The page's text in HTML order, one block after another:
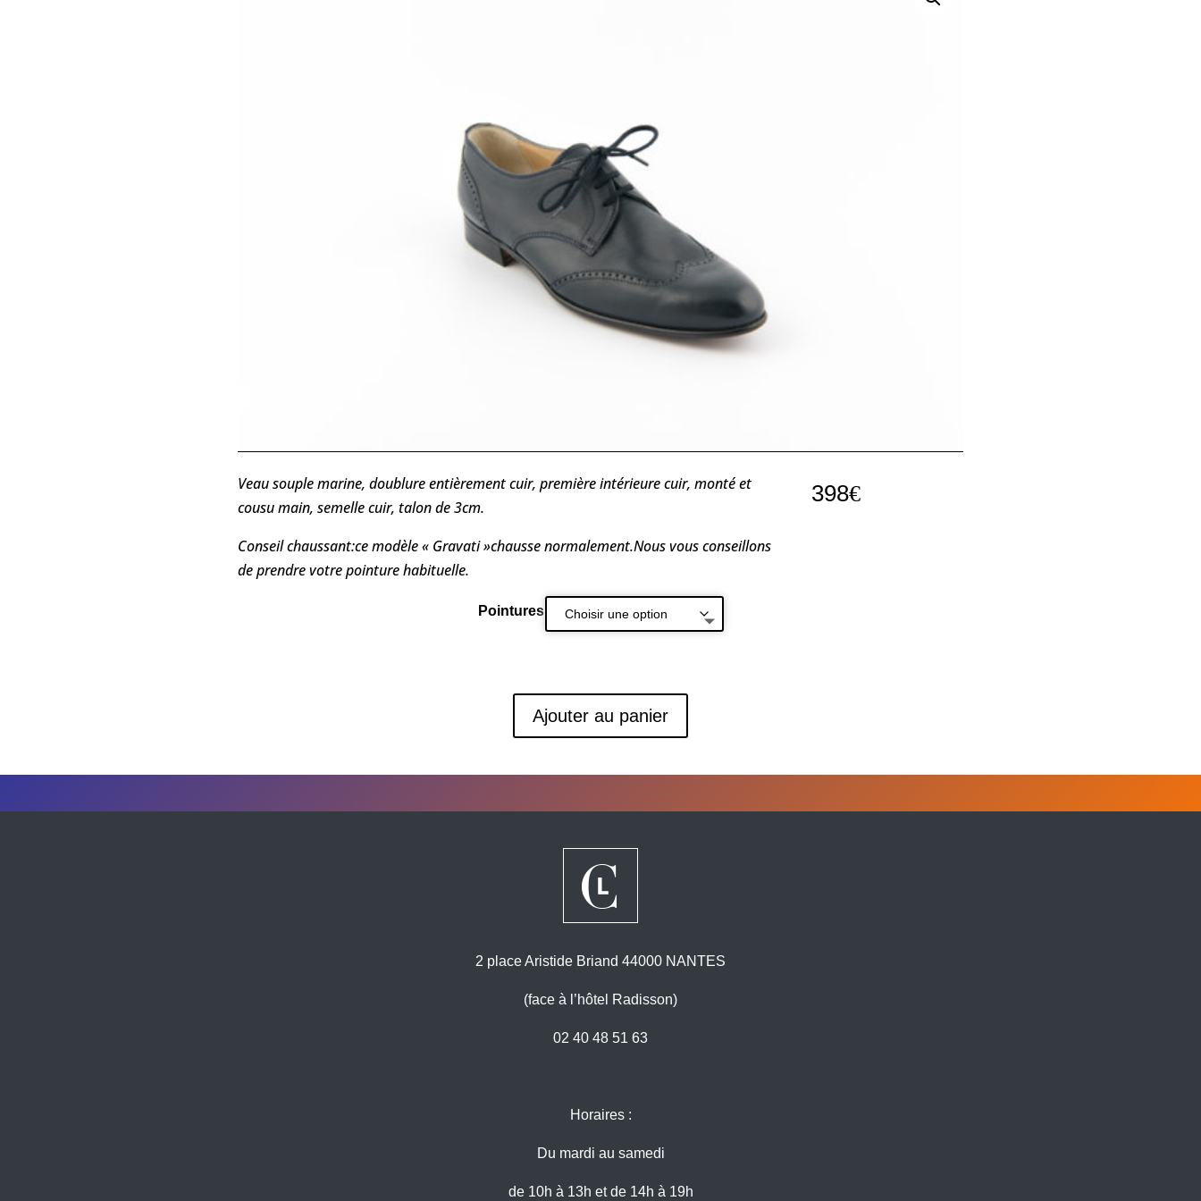
Veau souple marine, doublure entièrement cuir, première intérieure cuir, monté et
cousu main, semelle cuir, talon de 3cm.
Conseil chaussant:ce modèle « Gravati »chausse normalement.Nous vous conseillons
de prendre votre pointure habituelle.
398€
Pointures
Ajouter au panier
2 place Aristide Briand 44000 NANTES
(face à l’hôtel Radisson)
02 40 48 51 63
Horaires :
Du mardi au samedi
de 10h à 13h et de 14h à 19h